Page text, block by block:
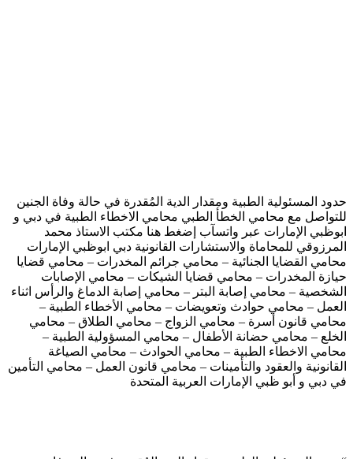
حدود المسئولية الطبية ومقدار الدية المُقدرة في حالة وفاة الجنين
للتواصل مع محامي الخطأ الطبي محامي الاخطاء الطبية في دبي و
ابوظبي الإمارات عبر واتسآب إضغط هنا مكتب الاستاذ محمد
المرزوقي للمحاماة والاستشارات القانونية دبي ابوظبي الإمارات
محامي القضايا الجنائية – محامي جرائم المخدرات – محامي قضايا
حيازة المخدرات – محامي قضايا الشيكات – محامي الإصابات
الشخصية – محامي إصابة البتر – محامي إصابة الدماغ والرأس اثناء
العمل – محامي حوادث وتعويضات – محامي الأخطاء الطبية –
محامي قانون أسرة – محامي الزواج – محامي الطلاق – محامي
الخلع – محامي حضانة الأطفال – محامي المسؤولية الطبية –
محامي الاخطاء الطبية – محامي الحوادث – محامي الصياغة
القانونية والعقود والتأمينات – محامي قانون العمل – محامي التأمين
في دبي و أبو ظبي الإمارات العربية المتحدة